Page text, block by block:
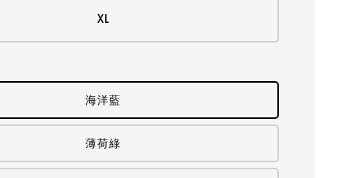
XL
海洋藍
薄荷綠